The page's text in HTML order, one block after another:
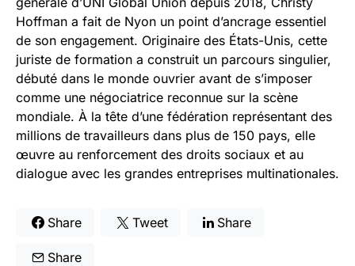
Hoffman a fait de Nyon un point d’ancrage essentiel
de son engagement. Originaire des États-Unis, cette
juriste de formation a construit un parcours singulier,
débuté dans le monde ouvrier avant de s’imposer
comme une négociatrice reconnue sur la scène
mondiale. À la tête d’une fédération représentant des
millions de travailleurs dans plus de 150 pays, elle
œuvre au renforcement des droits sociaux et au
dialogue avec les grandes entreprises multinationales.
Share Tweet Share
Share